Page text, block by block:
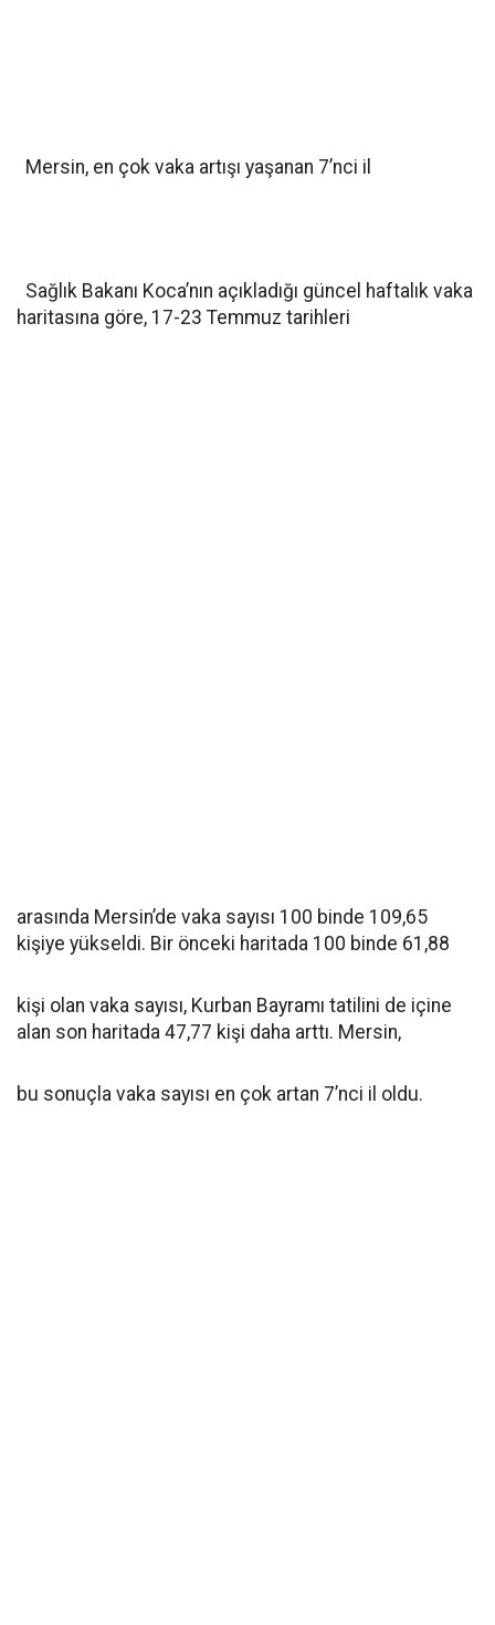
Mersin, en çok vaka artışı yaşanan 7’nci il
Sağlık Bakanı Koca’nın açıkladığı güncel haftalık vaka
haritasına göre, 17-23 Temmuz tarihleri
arasında Mersin’de vaka sayısı 100 binde 109,65
kişiye yükseldi. Bir önceki haritada 100 binde 61,88
kişi olan vaka sayısı, Kurban Bayramı tatilini de içine
alan son haritada 47,77 kişi daha arttı. Mersin,
bu sonuçla vaka sayısı en çok artan 7’nci il oldu.